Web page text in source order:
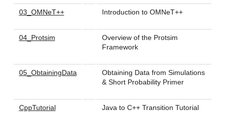
03_OMNeT++ Introduction to OMNeT++
04_Protsim
Overview of the Protsim
Framework
05_ObtainingData
Obtaining Data from Simulations
& Short Probability Primer
CppTutorial Java to C++ Transition Tutorial